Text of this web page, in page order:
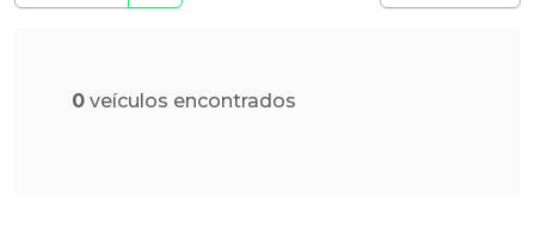
0 veículos encontrados